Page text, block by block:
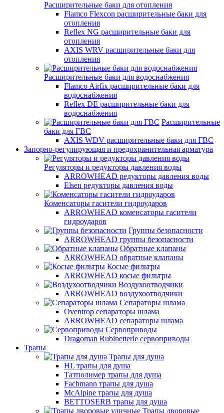
Расширительные баки для отопления
Flamco Flexcon расширительные баки для
отопления
Reflex NG расширительные баки для
отопления
AXIS WRV расширительные баки для
отопления
Расширительные баки для водоснабжения
Flamco Airfix расширительные баки для
водоснабжения
Reflex DЕ расширительные баки для
водоснабжения
Расширительные
баки для ГВС
AXIS WDV расширительные баки для ГВС
Запорно-регулирующая и предохранительная арматура
Регуляторы и редукторы давления воды
ARROWHEAD редукторы давления воды
Elsen редукторы давления воды
Коменсаторы гасители гидроударов
ARROWHEAD коменсаторы гасители
гидроударов
Группы безопасности
ARROWHEAD группы безопасности
Обратные клапаны
ARROWHEAD обратные клапаны
Косые фильтры
ARROWHEAD косые фильтры
Воздухоотводчики
ARROWHEAD воздухоотводчики
Сепараторы шлама
Oventrop cепараторы шлама
ARROWHEAD сепараторы шлама
Сервоприводы
Dragoman Rubinetterie сервоприводы
Трапы
Трапы для душа
HL трапы для душа
Татполимер трапы для душа
Fachmann трапы для душа
McAlpine трапы для душа
BETTOSERB трапы для душа
Трапы дворовые